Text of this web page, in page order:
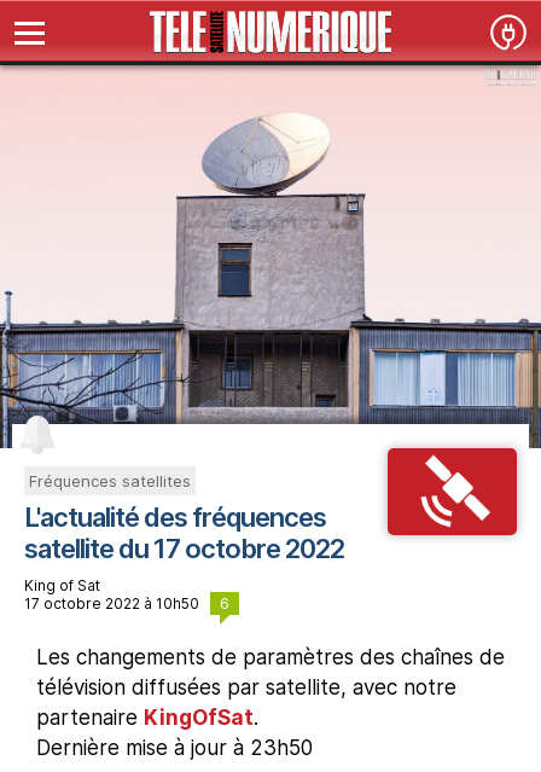
Fréquences satellites
L'actualité des fréquences
satellite du 17 octobre 2022
King of Sat
17 octobre 2022 à 10h50
6
Les changements de paramètres des chaînes de
télévision diffusées par satellite, avec notre
partenaire KingOfSat.
Dernière mise à jour à 23h50